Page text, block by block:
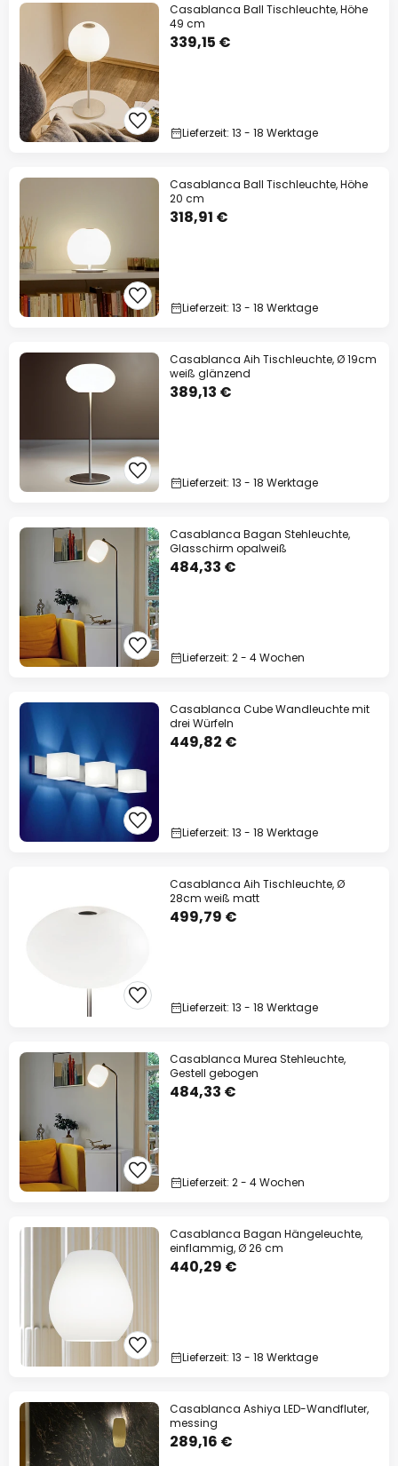
Casablanca Ball Tischleuchte, Höhe
49 cm
339,15 €
Lieferzeit: 13 - 18 Werktage
Casablanca Ball Tischleuchte, Höhe
20 cm
318,91 €
Lieferzeit: 13 - 18 Werktage
Casablanca Aih Tischleuchte, Ø 19cm
weiß glänzend
389,13 €
Lieferzeit: 13 - 18 Werktage
Casablanca Bagan Stehleuchte,
Glasschirm opalweiß
484,33 €
Lieferzeit: 2 - 4 Wochen
Casablanca Cube Wandleuchte mit
drei Würfeln
449,82 €
Lieferzeit: 13 - 18 Werktage
Casablanca Aih Tischleuchte, Ø
28cm weiß matt
499,79 €
Lieferzeit: 13 - 18 Werktage
Casablanca Murea Stehleuchte,
Gestell gebogen
484,33 €
Lieferzeit: 2 - 4 Wochen
Casablanca Bagan Hängeleuchte,
einflammig, Ø 26 cm
440,29 €
Lieferzeit: 13 - 18 Werktage
Casablanca Ashiya LED-Wandfluter,
messing
289,16 €